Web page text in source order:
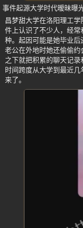
事件起源大学时代暧昧曝
昌梦甜大学在洛阳理工
件上认识了不少人，经
种。起因可能是她毕业后
老公在外地时她还偷偷
之下就把积累的聊天记录
时间跨度从大学到最近
来了。